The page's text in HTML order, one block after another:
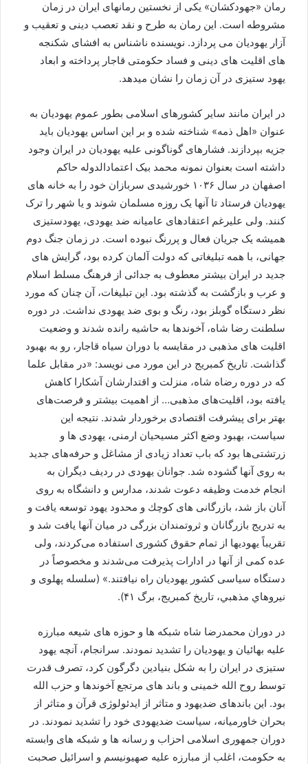
رمان «جهودکشان» یکی از نخستین رمانهای ایران در زمان
مشروطه است. این رمان به طرح و نقد تعصب دینی و تعقیب و
آزار یهودیان می پردازد. نویسنده ناشناس به افشای شکنجه
های اقلیت های دینی و فساد حکومتی قاجار پرداخته و ابعاد
یهود ستیزی در آن زمان را نشان میدهد.
در ایران مانند سایر کشورهای اسلامی بطور عموم یهودیان به
عنوان «اهل ذمه» شناخته شده و بر این اساس یهودیان باید
جزیه بپردازند. فشارهای گوناگونی علیه یهودیان در ایران وجود
داشته است بعنوان نمونه محمد بیک اعتمادالدوله حاکم
اصفهان در سال ۱۰۳۶ خورشیدی سربازان خود را به خانه های
یهودیان فرستاد تا آنها یک روزه مسلمان شوند و یا شهر را ترک
کنند. ولی علیرغم اعتقادهای عامیانه ضد یهودی، یهودستیزی
همیشه یک جریان فعال و پررنگ نبوده است. در زمان جنگ دوم
جهانی، با همه تبلیغاتی که دولت آلمان کرده بود، گرایش های
جدید در ایران بیشتر معطوف به جدائی از فرهنگ مسلط اسلام
و عرب و بازگشت به گذشته بود. این تبلیغات، آن چنان که مورد
نظر دستگاه گوبلز بود، رنگ و بوی ضد یهودی نداشت. در دوره
سلطنت رضا شاه، آخوندها به حاشیه رانده شدند و وضعیت
اقلیت های مذهبی در مقایسه با دوران سیاه قاجار، رو به بهبود
گذاشت. تاریخ کمبریج در این مورد می نویسد: «در مقابل علما
كه در دوره رضاه شاه، منزلت و اقتدارشان آشكارا كاهش
يافته بود، اقليت‌های مذهبی… از اهميت بيشتر و فرصت‌های
بهتر برای پيشرفت اقتصادی برخوردار شدند. نتيجه اين
سياست، بهبود وضع اكثر مسيحيان ارمنی، يهودی ها و
زرتشتی‌ها بود كه باب تعداد زيادی از مشاغل و حرفه‌های جديد
به روی آنها گشوده شد. جوانان يهودی در رديف ديگران به
انجام خدمت وظيفه دعوت شدند، مدارس و دانشگاه به روی
آنان باز شد، بازرگانی های كوچك و محدود يهود توسعه يافت و
به تدريج بازرگانان و ثروتمندان بزرگی در ميان آنها يافت شد و
تقريباً‌ يهوديها از تمام حقوق كشوری استفاده می‌كردند، ولی
عده كمی از آنها در ادارات پذيرفت می‌شدند و مخصوصاً در
دستگاه سياسی كشور يهوديان راه نيافتند.» (سلسله پهلوی و
نيروهاي مذهبي، تاريخ كمبريج، برگ ۴۱).
در دوران محمدرضا شاه شبکه ها و حوزه های شیعه مبارزه
علیه بهائیان و یهودیان را تشدید نمودند. سرانجام، آنچه یهود
ستیزی در ایران را به شکل بنیادین دگرگون کرد، تصرف قدرت
توسط روح الله خمینی و باند های مرتجع آخوندها و حزب الله
بود. این باندهای ضدیهود و متاثر از ایدئولوژی قرآن و متاثر از
بحران خاورمیانه، سیاست ضدیهودی خود را تشدید نمودند. در
دوران جمهوری اسلامی احزاب و رسانه ها و شبکه های وابسته
به حکومت، اغلب از مبارزه علیه صهیونیسم و اسرائیل صحبت